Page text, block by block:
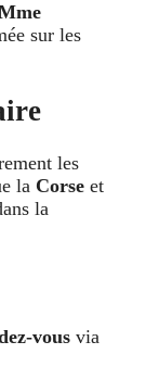
sur les
les
la Corse et
la
vous via